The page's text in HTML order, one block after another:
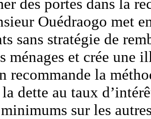
des portes dans la
Ouédraogo met
sans stratégie de
ménages et crée une
recommande la
dette au taux
sur les